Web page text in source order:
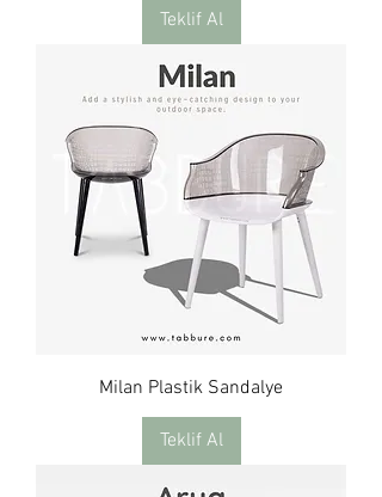
Teklif Al
Milan Plastik Sandalye
Teklif Al